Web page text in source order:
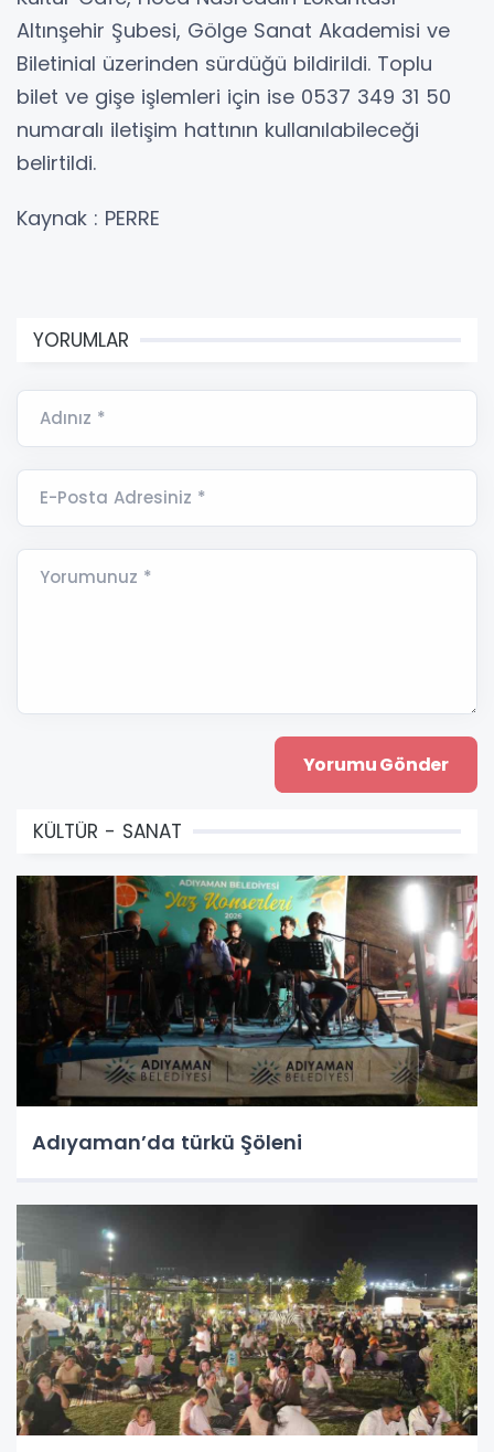
Altınşehir Şubesi, Gölge Sanat Akademisi ve
Biletinial üzerinden sürdüğü bildirildi. Toplu
bilet ve gişe işlemleri için ise 0537 349 31 50
numaralı iletişim hattının kullanılabileceği
belirtildi.
Kaynak : PERRE
YORUMLAR
Adınız *
E-Posta Adresiniz *
Yorumunuz *
KÜLTÜR - SANAT
Adıyaman’da türkü Şöleni